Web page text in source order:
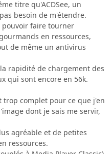
titre qu'ACDSee, un
besoin de m'étendre.
pouvoir faire tourner
en ressources,
de même un antivirus
rapidité de chargement des
qui sont encore en 56k.
trop complet pour ce que j'en
dont je sais me servir,
agréable et de petites
ressources.